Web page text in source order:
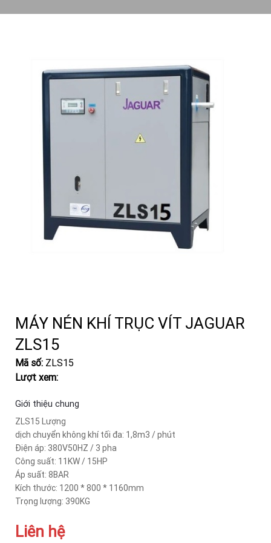
MÁY NÉN KHÍ TRỤC VÍT JAGUAR
ZLS15
Mã số: ZLS15
Lượt xem:
Giới thiệu chung
ZLS15 Lượng
dịch chuyển không khí tối đa: 1,8m3 / phút
Điện áp: 380V50HZ / 3 pha
Công suất: 11KW / 15HP
Áp suất: 8BAR
Kích thước: 1200 * 800 * 1160mm
Trọng lượng: 390KG
Liên hệ